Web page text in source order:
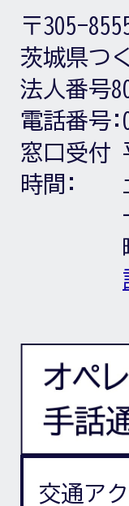
〒305-
茨城県つ
法人番号
電話番号:
窓口受付
時間:
交通ア